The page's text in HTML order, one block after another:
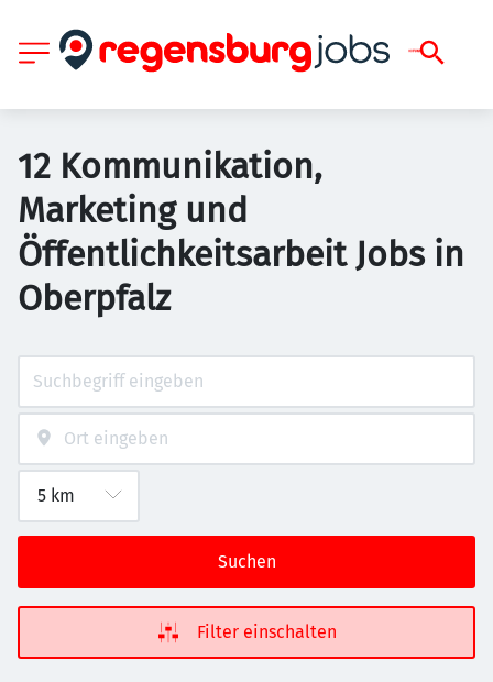
12 Kommunikation,
Marketing und
Öffentlichkeitsarbeit Jobs in
Oberpfalz
Suchen
Filter einschalten